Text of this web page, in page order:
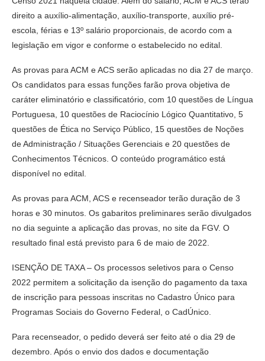
direito a auxílio-alimentação, auxílio-transporte, auxílio pré-
escola, férias e 13º salário proporcionais, de acordo com a
legislação em vigor e conforme o estabelecido no edital.
As provas para ACM e ACS serão aplicadas no dia 27 de março.
Os candidatos para essas funções farão prova objetiva de
caráter eliminatório e classificatório, com 10 questões de Língua
Portuguesa, 10 questões de Raciocínio Lógico Quantitativo, 5
questões de Ética no Serviço Público, 15 questões de Noções
de Administração / Situações Gerenciais e 20 questões de
Conhecimentos Técnicos. O conteúdo programático está
disponível no edital.
As provas para ACM, ACS e recenseador terão duração de 3
horas e 30 minutos. Os gabaritos preliminares serão divulgados
no dia seguinte a aplicação das provas, no site da FGV. O
resultado final está previsto para 6 de maio de 2022.
ISENÇÃO DE TAXA – Os processos seletivos para o Censo
2022 permitem a solicitação da isenção do pagamento da taxa
de inscrição para pessoas inscritas no Cadastro Único para
Programas Sociais do Governo Federal, o CadÚnico.
Para recenseador, o pedido deverá ser feito até o dia 29 de
dezembro. Após o envio dos dados e documentação